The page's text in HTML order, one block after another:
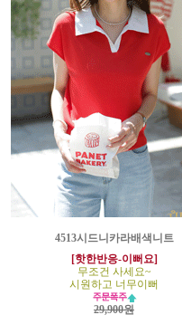
4513시드니카라배색니트
[핫한반응-이뻐요]
무조건 사세요~
시원하고 너무이뻐
29,900원